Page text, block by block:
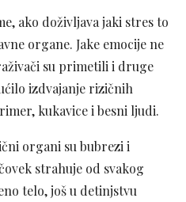
ako doživljava jaki stres to
organe. Jake emocije ne
su primetili i druge
izdvajanje rizičnih
kukavice i besni ljudi.
organi su bubrezi i
strahuje od svakog
telo, još u detinjstvu